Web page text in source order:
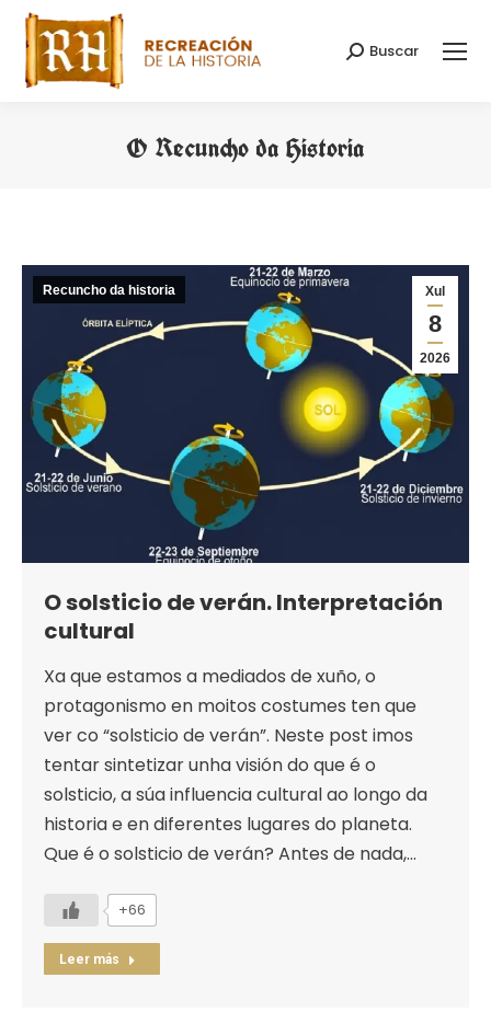
Search:
Buscar
O Recuncho da Historia
Xul
8
2026
Recuncho da historia
O solsticio de verán. Interpretación
cultural
Xa que estamos a mediados de xuño, o
protagonismo en moitos costumes ten que
ver co “solsticio de verán”. Neste post imos
tentar sintetizar unha visión do que é o
solsticio, a súa influencia cultural ao longo da
historia e en diferentes lugares do planeta.
Que é o solsticio de verán? Antes de nada,…
+66
Leer más